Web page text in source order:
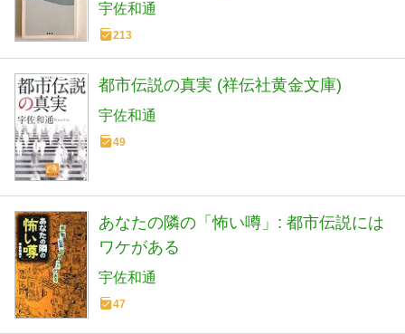
宇佐和通
213
都市伝説の真実 (祥伝社黄金文庫)
宇佐和通
49
あなたの隣の「怖い噂」: 都市伝説には
ワケがある
宇佐和通
47